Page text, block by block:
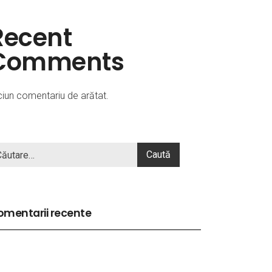
comentariu de arătat.
recente